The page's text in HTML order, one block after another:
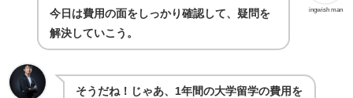
ingwish man
今日は費用の面をしっかり確認して、疑問を
解決していこう。
そうだね！じゃあ、1年間の大学留学の費用を